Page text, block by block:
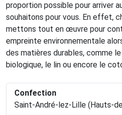
proportion possible pour arriver
souhaitons pour vous. En effet,
mettons tout en œuvre pour
empreinte environnementale
des matières durables, comme
biologique, le lin ou encore le
Confection
Saint-André-lez-Lille (Hauts-